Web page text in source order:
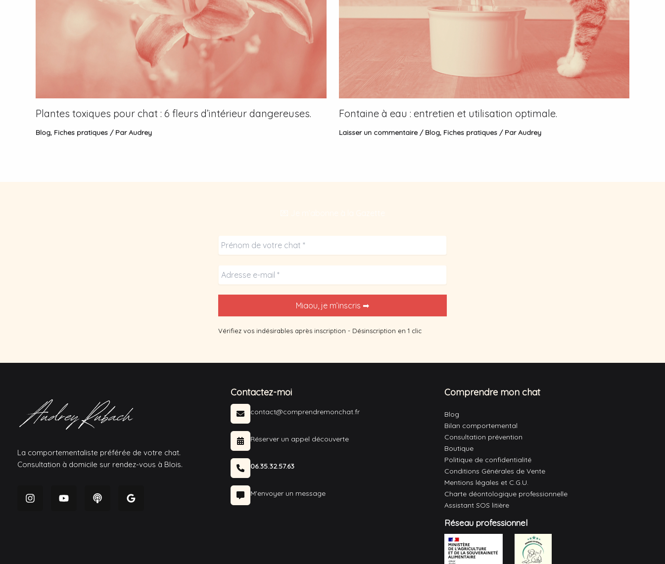
Plantes toxiques pour chat : 6 fleurs d’intérieur dangereuses.
Blog, Fiches pratiques / ParAudrey
Fontaine à eau : entretien et utilisation optimale.
Laisser un commentaire / Blog, Fiches pratiques/ ParAudrey
Vérifiez vos indésirables après inscription - Désinscription en 1 clic
La comportementaliste préférée de votre chat.
Consultation à domicile sur rendez-vous à Blois.
Contactez-moi
contact@comprendremonchat.fr
Réserver un appel découverte
06.35.32.57.63
M'envoyer un message
Comprendre mon chat
Blog
Bilan comportemental
Consultation prévention
Boutique
Politique de confidentialité
Conditions Générales de Vente
Mentions légales et C.G.U.
Charte déontologique professionnelle
Assistant SOS litière
Réseau professionnel